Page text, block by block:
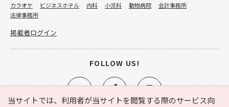
当サイトでは、利用者が当サイトを閲覧する際のサービス向
カラオケ
ビジネスホテル 内科 小児科 動物病院
会計事務所
法律事務所
掲載者ログイン
FOLLOW US!